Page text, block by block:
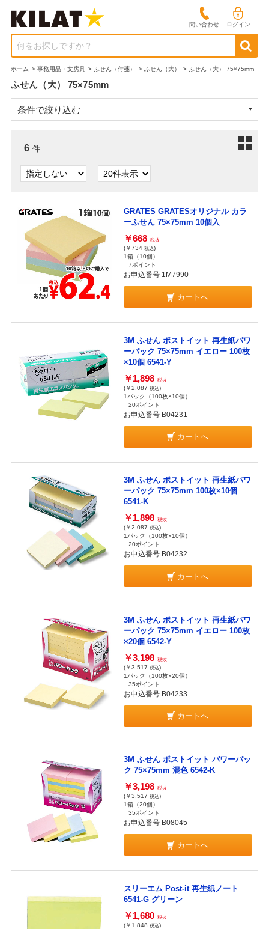
問い合わせ ログイン
何をお探しですか？
ホーム > 事務用品・文房具 > ふせん（付箋） > ふせん（大） > ふせん（大） 75×75mm
ふせん（大） 75×75mm
条件で絞り込む
6 件
GRATES GRATESオリジナル カラ
ーふせん 75×75mm 10個入
￥668 税抜
(￥734 税込)
1箱（10個）
7ポイント
お申込番号 1M7990
カートへ
3M ふせん ポストイット 再生紙パワ
ーパック 75×75mm イエロー 100枚
×10個 6541-Y
￥1,898 税抜
(￥2,087 税込)
1パック（100枚×10個）
20ポイント
お申込番号 B04231
カートへ
3M ふせん ポストイット 再生紙パワ
ーパック 75×75mm 100枚×10個
6541-K
￥1,898 税抜
(￥2,087 税込)
1パック（100枚×10個）
20ポイント
お申込番号 B04232
カートへ
3M ふせん ポストイット 再生紙パワ
ーパック 75×75mm イエロー 100枚
×20個 6542-Y
￥3,198 税抜
(￥3,517 税込)
1パック（100枚×20個）
35ポイント
お申込番号 B04233
カートへ
3M ふせん ポストイット パワーパッ
ク 75×75mm 混色 6542-K
￥3,198 税抜
(￥3,517 税込)
1箱（20個）
35ポイント
お申込番号 B08045
カートへ
スリーエム Post-it 再生紙ノート
6541-G グリーン
￥1,680 税抜
(￥1,848 税込)